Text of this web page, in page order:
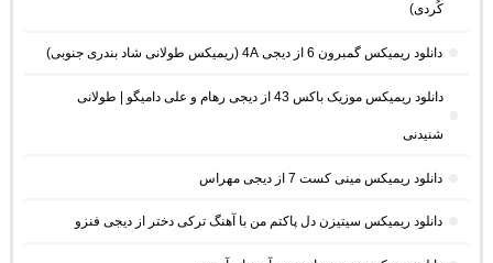
کُردی)
دانلود ریمیکس گمبرون 6 از دیجی 4A (ریمیکس طولانی شاد بندری جنوبی)
دانلود ریمیکس موزیک باکس 43 از دیجی رهام و علی دامیگو | طولانی
شنیدنی
دانلود ریمیکس مینی کست 7 از دیجی مهراس
دانلود ریمیکس سیتیزن دل پاکتم من با آهنگ ترکی دختر از دیجی فنزو